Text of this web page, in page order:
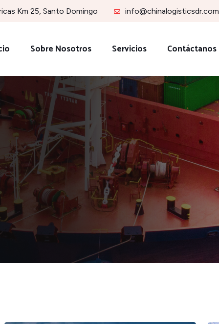
Km 25, Santo Domingo info@chinalogisticsdr.com
Sobre Nosotros Servicios Contáctanos